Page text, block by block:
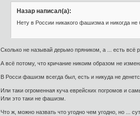
Назар написал(а):
Нету в России никакого фашизма и никогда
Сколько не называй дерьмо пряником, а ... есть всё
А всё потому, что кричание никоим образом не
В Росси фашизм всегда был, есть и никуда не
Или таки огроменная куча еврейских погромов и
Или это таки не фашизм.
Что ж, можно назвать что угодно чем угодно, но ...